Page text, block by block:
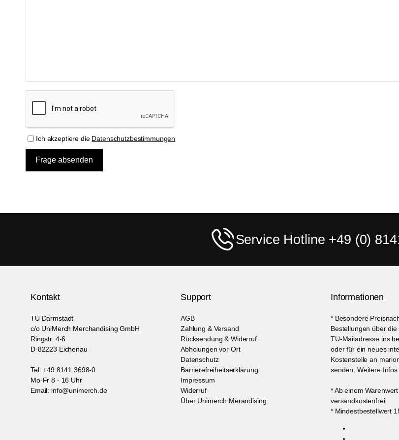
Ich akzeptiere die Datenschutzbestimmungen
Service Hotline +49 (0)
Kontakt
TU Darmstadt
c/o UniMerch Merchandising GmbH
Ringstr. 4-6
D-82223 Eichenau
Tel: +49 8141 3698-0
Mo-Fr 8 - 16 Uhr
Email: info@unimerch.de
Support
AGB
Zahlung & Versand
Rücksendung & Widerruf
Abholungen vor Ort
Datenschutz
Barrierefreiheitserklärung
Impressum
Widerruf
Über Unimerch Merandising
Informationen
* Besondere
Bestellungen über
TU-Mailadresse ins
oder für ein neues
Kostenstelle an
senden. Weitere Infos
* Ab einem
versandkostenfrei
* Mindestbestellwert